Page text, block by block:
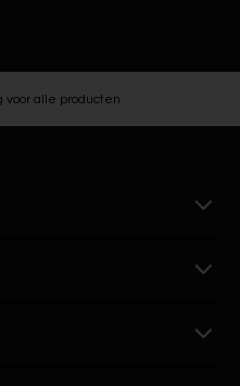
voor alle producten